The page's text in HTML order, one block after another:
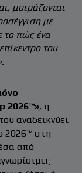
μοιράζονται
με
το πώς ένα
του
2026™», η
αναδεικνύει
2026™ στη
από